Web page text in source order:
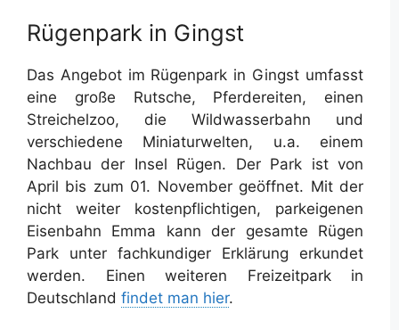
Rügenpark in Gingst
Das Angebot im Rügenpark in Gingst umfasst
eine große Rutsche, Pferdereiten, einen
Streichelzoo, die Wildwasserbahn und
verschiedene Miniaturwelten, u.a. einem
Nachbau der Insel Rügen. Der Park ist von
April bis zum 01. November geöffnet. Mit der
nicht weiter kostenpflichtigen, parkeigenen
Eisenbahn Emma kann der gesamte Rügen
Park unter fachkundiger Erklärung erkundet
werden. Einen weiteren Freizeitpark in
Deutschland findet man hier.